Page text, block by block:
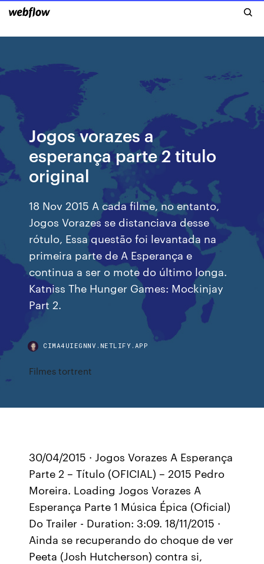
Jogos vorazes a
esperança parte 2 titulo
original
18 Nov 2015 A cada filme, no entanto,
Jogos Vorazes se distanciava desse
rótulo, Essa questão foi levantada na
primeira parte de A Esperança e
continua a ser o mote do último longa.
Katniss The Hunger Games: Mockinjay
Part 2.
CIMA4UIEGNNV.NETLIFY.APP
Filmes tortrent
30/04/2015 · Jogos Vorazes A Esperança
Parte 2 – Título (OFICIAL) – 2015 Pedro
Moreira. Loading Jogos Vorazes A
Esperança Parte 1 Música Épica (Oficial)
Do Trailer - Duration: 3:09. 18/11/2015 ·
Ainda se recuperando do choque de ver
Peeta (Josh Hutcherson) contra si,